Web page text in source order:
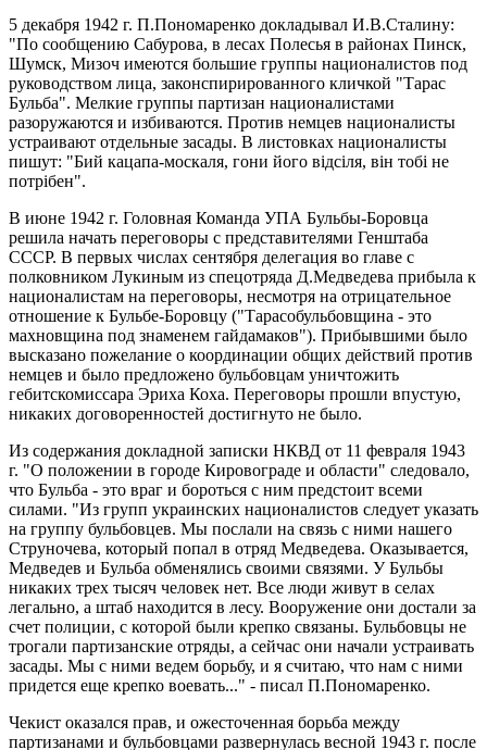
5 декабря 1942 г. П.Пономаренко докладывал И.В.Сталину:
"По сообщению Сабурова, в лесах Полесья в районах Пинск,
Шумск, Мизоч имеются большие группы националистов под
руководством лица, законспирированного кличкой "Тарас
Бульба". Мелкие группы партизан националистами
разоружаются и избиваются. Против немцев националисты
устраивают отдельные засады. В листовках националисты
пишут: "Бий кацапа-москаля, гони його вiдсiля, вiн тобi не
потрiбен".
В июне 1942 г. Головная Команда УПА Бульбы-Боровца
решила начать переговоры с представителями Генштаба
СССР. В первых числах сентября делегация во главе с
полковником Лукиным из спецотряда Д.Медведева прибыла к
националистам на переговоры, несмотря на отрицательное
отношение к Бульбе-Боровцу ("Тарасобульбовщина - это
махновщина под знаменем гайдамаков"). Прибывшими было
высказано пожелание о координации общих действий против
немцев и было предложено бульбовцам уничтожить
гебитскомиссара Эриха Коха. Переговоры прошли впустую,
никаких договоренностей достигнуто не было.
Из содержания докладной записки НКВД от 11 февраля 1943
г. "О положении в городе Кировограде и области" следовало,
что Бульба - это враг и бороться с ним предстоит всеми
силами. "Из групп украинских националистов следует указать
на группу бульбовцев. Мы послали на связь с ними нашего
Струночева, который попал в отряд Медведева. Оказывается,
Медведев и Бульба обменялись своими связями. У Бульбы
никаких трех тысяч человек нет. Все люди живут в селах
легально, а штаб находится в лесу. Вооружение они достали за
счет полиции, с которой были крепко связаны. Бульбовцы не
трогали партизанские отряды, а сейчас они начали устраивать
засады. Мы с ними ведем борьбу, и я считаю, что нам с ними
придется еще крепко воевать..." - писал П.Пономаренко.
Чекист оказался прав, и ожесточенная борьба между
партизанами и бульбовцами развернулась весной 1943 г. после